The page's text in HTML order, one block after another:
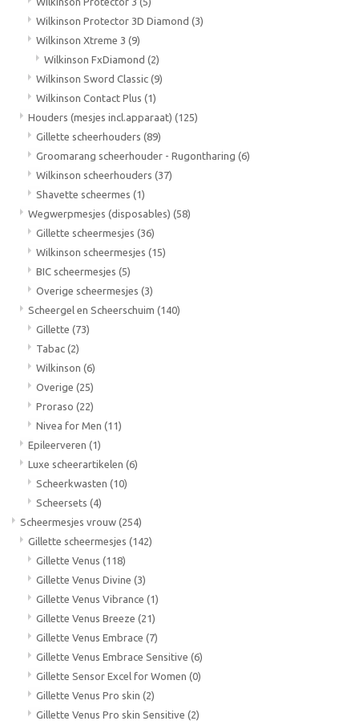
Wilkinson Protector 3D Diamond (3)
Wilkinson Xtreme 3 (9)
Wilkinson FxDiamond (2)
Wilkinson Sword Classic (9)
Wilkinson Contact Plus (1)
Houders (mesjes incl.apparaat) (125)
Gillette scheerhouders (89)
Groomarang scheerhouder - Rugontharing (6)
Wilkinson scheerhouders (37)
Shavette scheermes (1)
Wegwerpmesjes (disposables) (58)
Gillette scheermesjes (36)
Wilkinson scheermesjes (15)
BIC scheermesjes (5)
Overige scheermesjes (3)
Scheergel en Scheerschuim (140)
Gillette (73)
Tabac (2)
Wilkinson (6)
Overige (25)
Proraso (22)
Nivea for Men (11)
Epileerveren (1)
Luxe scheerartikelen (6)
Scheerkwasten (10)
Scheersets (4)
Scheermesjes vrouw (254)
Gillette scheermesjes (142)
Gillette Venus (118)
Gillette Venus Divine (3)
Gillette Venus Vibrance (1)
Gillette Venus Breeze (21)
Gillette Venus Embrace (7)
Gillette Venus Embrace Sensitive (6)
Gillette Sensor Excel for Women (0)
Gillette Venus Pro skin (2)
Gillette Venus Pro skin Sensitive (2)